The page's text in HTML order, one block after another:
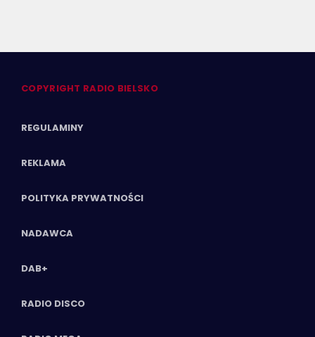
COPYRIGHT RADIO BIELSKO
REGULAMINY
REKLAMA
POLITYKA PRYWATNOŚCI
NADAWCA
DAB+
RADIO DISCO